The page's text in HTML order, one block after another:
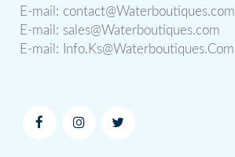
E-mail: contact@Waterboutiques.com
E-mail: sales@Waterboutiques.com
E-mail:
Info.Ks@Waterboutiques.Com